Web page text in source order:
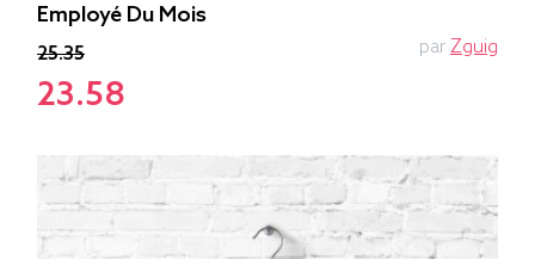
Employé Du Mois
25.35
23.58
par Zguig